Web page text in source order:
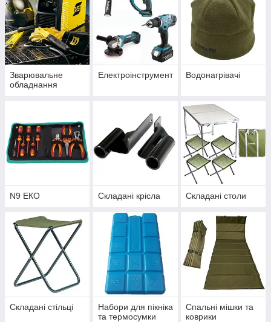
Зварювальне
обладнання
Електроінструмент Водонагрівачі
N9 ЕКО Складані крісла Складані столи
Складані стільці
Набори для пікніка
та термосумки
Спальні мішки та
коврики